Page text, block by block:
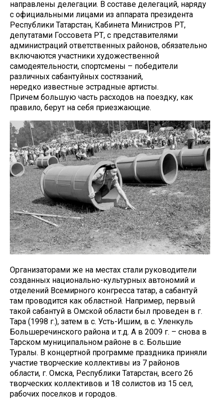
направлены делегации. В составе делегаций, наряду
с официальными лицами из аппарата президента
Республики Татарстан, Кабинета Министров РТ,
депутатами Госсовета РТ, с представителями
администраций ответственных районов, обязательно
включаются участники художественной
самодеятельности, спортсмены – победители
различных сабантуйных состязаний,
нередко известные эстрадные артисты.
Причем большую часть расходов на поездку, как
правило, берут на себя приезжающие.
Организаторами же на местах стали руководители
созданных национально-культурных автономий и
отделений Всемирного конгресса татар, а сабантуй
там проводится как областной. Например, первый
такой сабантуй в Омской области был проведен в г.
Тара (1998 г.), затем в с. Усть-Ишим, в с. Уленкуль
Большеречинского района и т.д. А в 2009 г. – снова в
Тарском муниципальном районе в с. Большие
Туралы. В концертной программе праздника приняли
участие творческие коллективы из 7 районов
области, г. Омска, Республики Татарстан, всего 26
творческих коллективов и 18 солистов из 15 сел,
рабочих поселков и городов.